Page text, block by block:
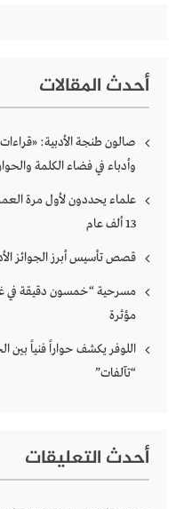
أحدث المقالات
صالون طنجة الأدبية:
وأدباء في فضاء الكلمة والحوار
علماء يحددون لأول مرة
13 ألف عام
قصص تأسيس أبرز الجوائز
مسرحية “خمسون دقيقة في
مؤثرة
اللوفر يكشف حواراً فنياً بين
“تآلفات”
أحدث التعليقات